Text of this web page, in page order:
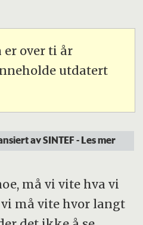
over ti år
utdatert
av SINTEF- Les mer
må vi vite hva vi
må vite hvor langt